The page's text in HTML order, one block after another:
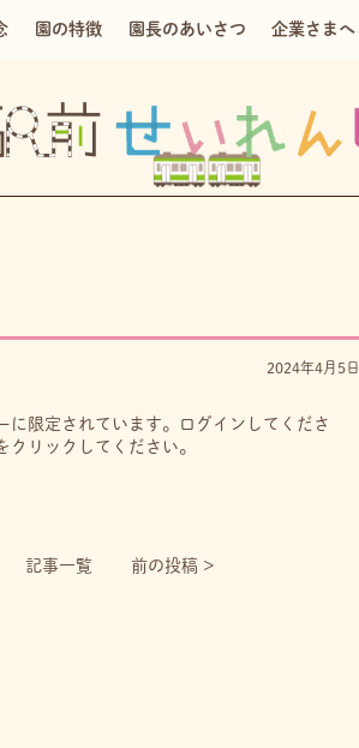
園の特徴 園長のあいさつ 企業さまへ
2024年4月5日
に限定されています。ログインしてくださ
クリックしてください。
記事一覧 前の投稿 >